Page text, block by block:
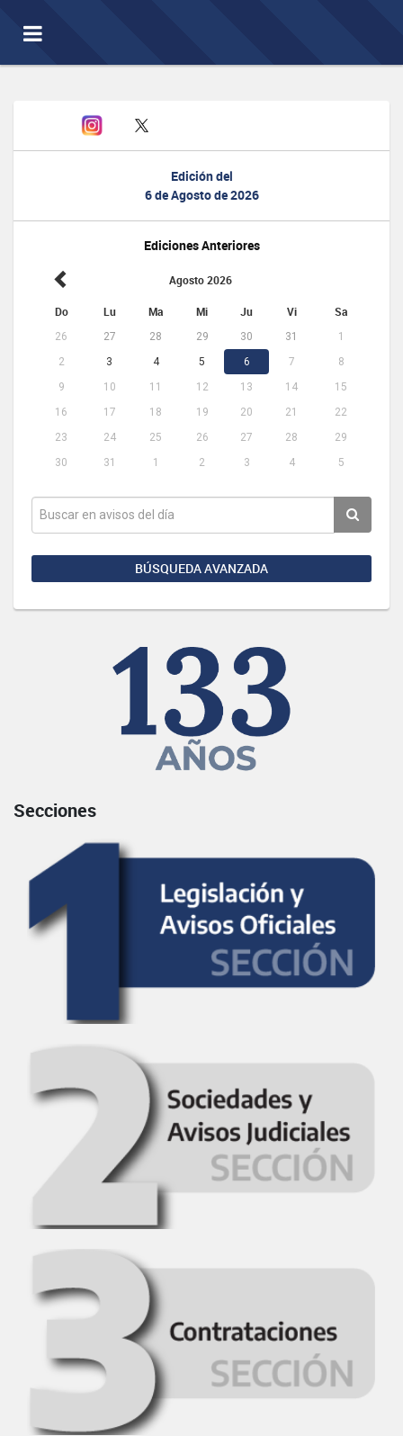
Toggle
navigation
Edición del
6 de Agosto de 2026
Ediciones Anteriores
Agosto 2026
Do Lu Ma Mi Ju Vi Sa
26 27 28 29 30 31
1
2
3 4 5 6 7
8
9
10 11 12 13 14
15
16
17 18 19 20 21
22
23
24 25 26 27 28
29
30
31 1 2 3 4 5
BÚSQUEDA AVANZADA
Secciones